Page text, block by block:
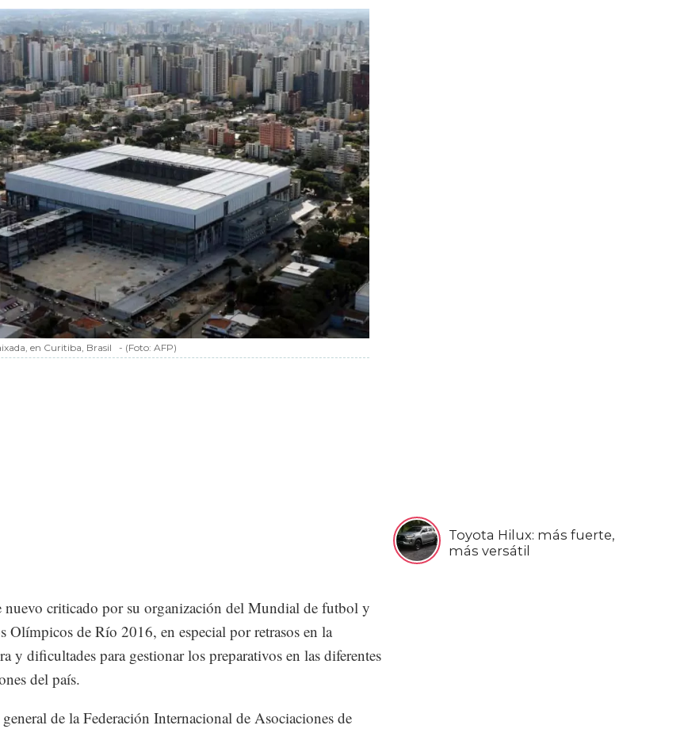
Toyota Hilux: más fuerte,
más versátil
en Curitiba, Brasil - (Foto: AFP)
nuevo criticado por su organización del Mundial de futbol y
Olímpicos de Río 2016, en especial por retrasos en la
y dificultades para gestionar los preparativos en las diferentes
del país.
de la Federación Internacional de Asociaciones de